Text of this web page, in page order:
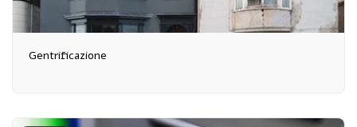
Gentrificazione